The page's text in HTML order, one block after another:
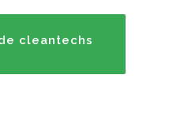
cleantechs